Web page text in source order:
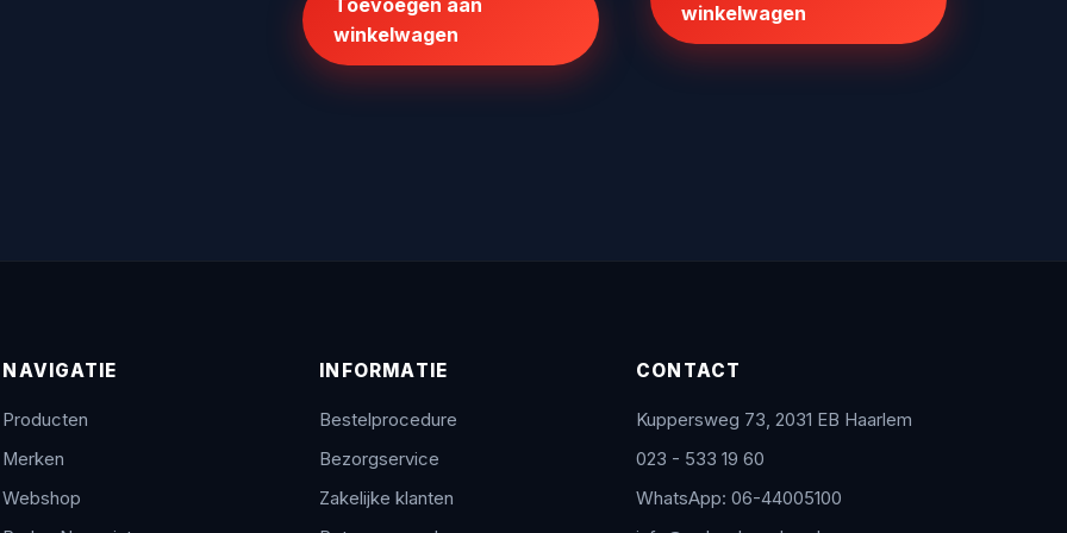
€110,68.€88,54.
Toevoegen aan
winkelwagen
winkelwagen
NAVIGATIE
Producten
Merken
Webshop
INFORMATIE
Bestelprocedure
Bezorgservice
Zakelijke klanten
CONTACT
Kuppersweg 73, 2031 EB Haarlem
023 - 533 19 60
WhatsApp: 06-44005100